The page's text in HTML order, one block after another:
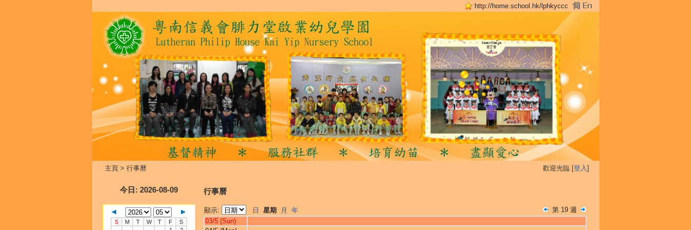
http://home.school.hk/lphkyccc
主頁> 行事曆 歡迎光臨 [登入]
今日 : 2026-08-09
S M T W T F
S
行事曆
顯示: 日 星期 月 年
第 19 週
03/5 (Sun)